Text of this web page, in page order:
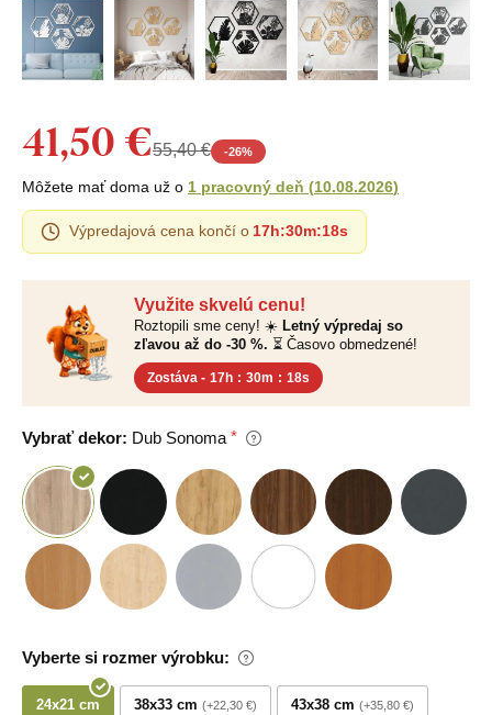
Využite skvelú cenu!
Roztopili sme ceny! ☀️ Letný výpredaj so
zľavou až do -30 %. ⏳ Časovo obmedzené!
Zostáva - 17h : 30m : 17s
Vybrať dekor: Dub Sonoma
Vyberte si rozmer výrobku:
24x21 cm 38x33 cm +22,30 € 43x38 cm +35,80 €
41,50 €55,40 € -26%
Môžete mať doma už o 1 pracovný deň (10.08.2026)
Výpredajová cena končí o 17h:30m:17s